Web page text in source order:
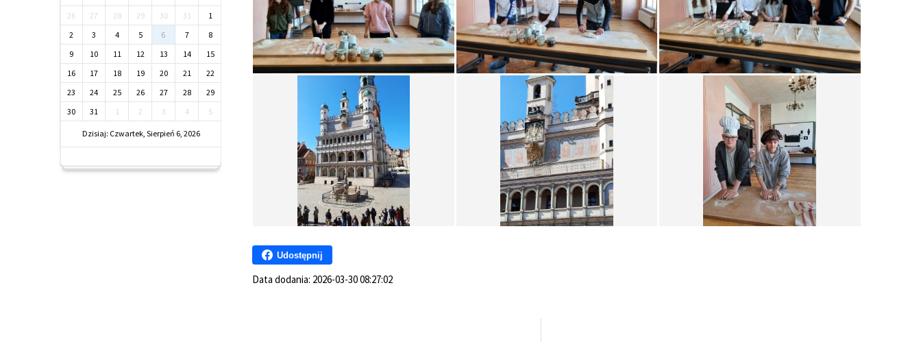
Udostępnij
Data dodania: 2026-03-30 08:27:02
26 27 28 29 30 31
1
2
3 4 5 6 7
8
9
10 11 12 13 14
15
16
17 18 19 20 21
22
23
24 25 26 27 28
29
30
31 1 2 3 4 5
Dzisiaj: Czwartek, Sierpień 6, 2026